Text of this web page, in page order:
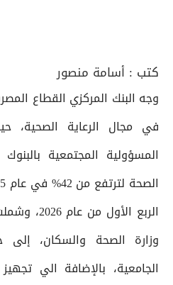
كتب : أسامة منصور
وجه البنك المركزي القطاع
في مجال الرعاية الصحية،
المسؤولية المجتمعية
الربع
وزارة الصحة والسكان، إلى
الجامعية، بالإضافة الي